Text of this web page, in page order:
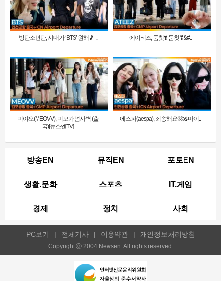
방탄소년단, 시대가 ‘BTS’ 원해🎵 .. 에이티즈, 둠칫❣️ 둠칫❣&#..
미야오(MEOVV), 미모가 넘사벽 (출
국)[뉴스엔TV]
에스파(aespa), 죄송해요🥺🎤마이..
방송EN 뮤직EN 포토EN
생활.문화 스포츠 IT.게임
경제 정치 사회
PC보기 | 전체기사 | 이용약관 | 개인정보처리방침
Copyright ⓒ 2004 Newsen. All rights reserved.